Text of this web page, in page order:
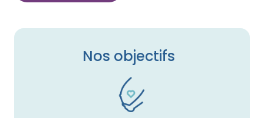
Nos objectifs